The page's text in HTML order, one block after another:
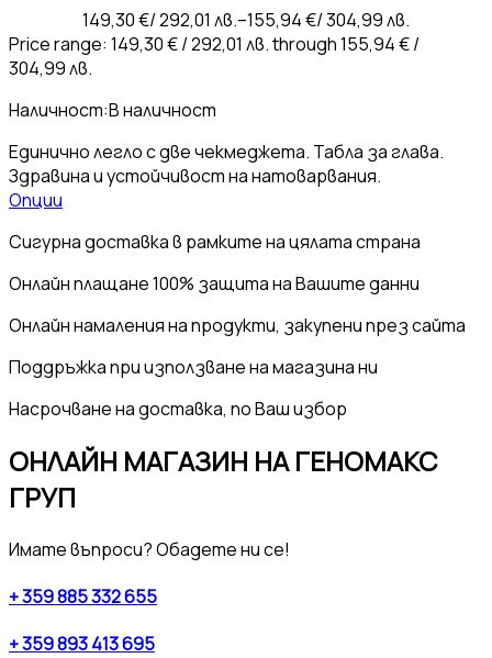
149,30€/ 292,01 лв.–155,94€/ 304,99 лв.
Price range: 149,30 € / 292,01 лв. through 155,94 € /
304,99 лв.
Наличност:В наличност
Единично легло с две чекмеджета. Табла за глава.
Здравина и устойчивост на натоварвания.
Опции
Сигурна доставкав рамките на цялата страна
Онлайн плащане100% защита на Вашите данни
Онлайн намаленияна продукти, закупени през сайта
Поддръжкапри използване на магазина ни
Насрочване надоставка, по Ваш избор
ОНЛАЙН МАГАЗИН НА ГЕНОМАКС
ГРУП
Имате въпроси? Обадете ни се!
+ 359 885 332 655
+ 359 893 413 695